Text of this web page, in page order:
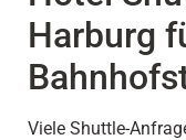
Harburg
Viele Shuttle-